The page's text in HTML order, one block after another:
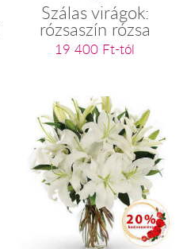
Szálas virágok:
rózsaszín rózsa
19 400 Ft-tól